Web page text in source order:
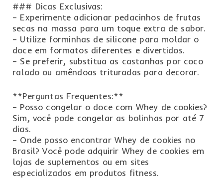
### Dicas Exclusivas:
– Experimente adicionar pedacinhos de frutas
secas na massa para um toque extra de sabor.
– Utilize forminhas de silicone para moldar o
doce em formatos diferentes e divertidos.
– Se preferir, substitua as castanhas por coco
ralado ou amêndoas trituradas para decorar.
**Perguntas Frequentes:**
– Posso congelar o doce com Whey de cookies?
Sim, você pode congelar as bolinhas por até 7
dias.
– Onde posso encontrar Whey de cookies no
Brasil? Você pode adquirir Whey de cookies em
lojas de suplementos ou em sites
especializados em produtos fitness.